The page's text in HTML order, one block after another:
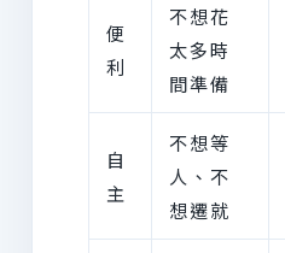
便
利
不想花
太多時
間準備
自
主
不想等
人、不
想遷就